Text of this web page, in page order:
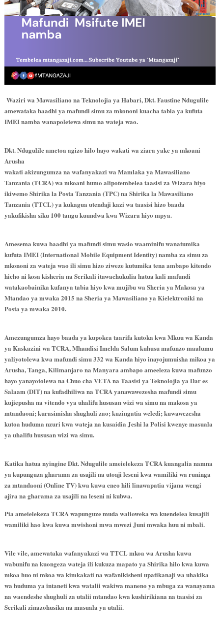
Waziri wa Mawasiliano na Teknolojia ya Habari, Dkt. Faustine Ndugulile
amewataka baadhi ya mafundi simu za mkononi kuacha tabia ya kufuta
IMEI namba wanapoletewa simu na wateja wao.
Dkt. Ndugulile ametoa agizo hilo hayo wakati wa ziara yake ya mkoani
Arusha
wakati akizungumza na wafanyakazi wa Mamlaka ya Mawasiliano
Tanzania (TCRA) wa mkoani humo alipotembelea taasisi za Wizara hiyo
ikiwemo Shirika la Posta Tanzania (TPC) na Shirika la Mawasiliano
Tanzania (TTCL) ya kukagua utendaji kazi wa taasisi hizo baada
yakufikisha siku 100 tangu kuundwa kwa Wizara hiyo mpya.
Amesema kuwa baadhi ya mafundi simu wasio waaminifu wanatumika
kufuta IMEI (International Mobile Equipment Identity) namba za simu za
mkononi za wateja wao ili simu hizo ziweze kutumika tena ambapo kitendo
hicho ni kosa kisheria na Serikali itawachukulia hatua kali mafundi
watakaobainika kufanya tabia hiyo kwa mujibu wa Sheria ya Makosa ya
Mtandao ya mwaka 2015 na Sheria ya Mawasiliano ya Kielektroniki na
Posta ya mwaka 2010.
Amezungumza hayo baada ya kupokea taarifa kutoka kwa Mkuu wa Kanda
ya Kaskazini wa TCRA, Mhandisi Imelda Salum kuhusu mafunzo maalumu
yaliyotolewa kwa mafundi simu 332 wa Kanda hiyo inayojumuisha mikoa ya
Arusha, Tanga, Kilimanjaro na Manyara ambapo ameeleza kuwa mafunzo
hayo yanayotolewa na Chuo cha VETA na Taasisi ya Teknolojia ya Dar es
Salaam (DIT) na kufadhiliwa na TCRA yanawawezesha mafundi simu
kujiepusha na vitendo vya uhalifu hususan wizi wa simu na makosa ya
mtandaoni; kurasimisha shughuli zao; kuzingatia weledi; kuwawezesha
kutoa huduma nzuri kwa wateja na kusaidia Jeshi la Polisi kwenye masuala
ya uhalifu hususan wizi wa simu.
Katika hatua nyingine Dkt. Ndugulile ameielekeza TCRA kuangalia namna
ya kupunguza gharama za usajili na utoaji leseni kwa wamiliki wa runinga
za mtandaoni (Online TV) kwa kuwa eneo hili linawapatia vijana wengi
ajira na gharama za usajili na leseni ni kubwa.
Pia ameielekeza TCRA wapunguze muda walioweka wa kuendelea kusajili
wamiliki hao kwa kuwa mwishoni mwa mwezi Juni mwaka huu ni mbali.
Vile vile, amewataka wafanyakazi wa TTCL mkoa wa Arusha kuwa
wabunifu na kuongeza wateja ili kukuza mapato ya Shirika hilo kwa kuwa
mkoa huo ni mkoa wa kimkakati na wafanikisheni upatikanaji wa uhakika
wa huduma ya intaneti kwa watalii wakiwa maneno ya mbuga za wanayama
na waendeshe shughuli za utalii mtandao kwa kushirikiana na taasisi za
Serikali zinazohusika na masuala ya utalii.